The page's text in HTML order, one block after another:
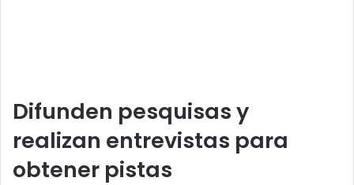
Difunden pesquisas y
realizan entrevistas para
obtener pistas